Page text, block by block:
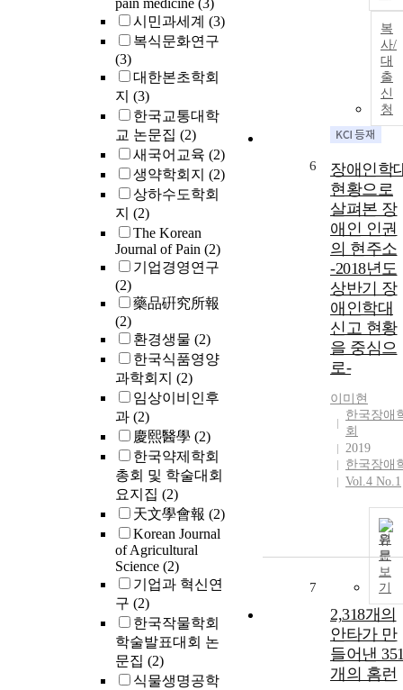
pain medicine (3)
시민과세계 (3)
복식문화연구
(3)
대한본초학회
지 (3)
한국교통대학
교 논문집 (2)
새국어교육 (2)
생약학회지 (2)
상하수도학회
지 (2)
The Korean
Journal of Pain (2)
기업경영연구
(2)
藥品硏究所報
(2)
환경생물 (2)
한국식품영양
과학회지 (2)
임상이비인후
과 (2)
慶熙醫學 (2)
한국약제학회
총회 및 학술대회
요지집 (2)
天文學會報 (2)
Korean Journal
of Agricultural
Science (2)
기업과 혁신연
구 (2)
한국작물학회
학술발표대회 논
문집 (2)
식물생명공학
복
사/
대
출
신
청
6
장애인학
현황으로
살펴본 장
애인 인권
의 현주소
-2018년도
상반기 장
애인학대
신고 현황
을 중심으
로-
이미현
한국장애
회
2019
한국장애
Vol.4 No.1
원
문
보
기
7
2,318개의
안타가 만
들어낸
개의 홈런